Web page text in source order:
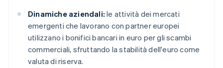
Dinamiche aziendali: le attività dei mercati
emergenti che lavorano con partner europei
utilizzano i bonifici bancari in euro per gli scambi
commerciali, sfruttando la stabilità dell'euro come
valuta di riserva.